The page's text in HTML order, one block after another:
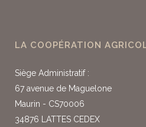
LA COOPÉRATION
Siège Administratif :
67 avenue de Maguelone
Maurin - CS70006
34876 LATTES CEDEX